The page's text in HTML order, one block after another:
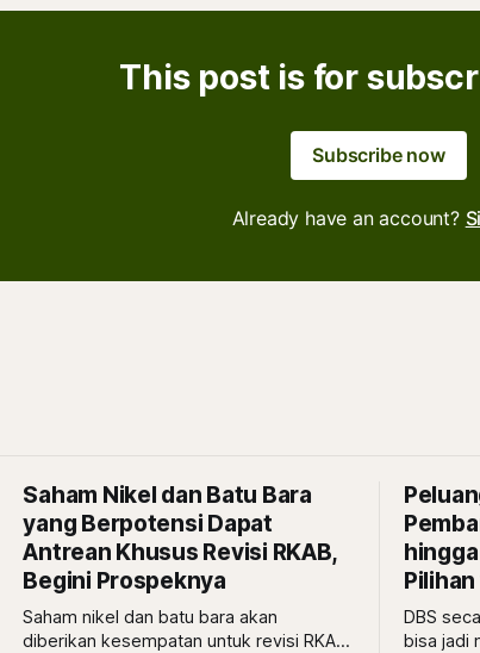
This post is for
Subscribe now
Already have an account?
Saham Nikel dan Batu Bara
yang Berpotensi Dapat
Antrean Khusus Revisi RKAB,
Begini Prospeknya
Saham nikel dan batu bara akan
diberikan kesempatan untuk revisi RKAB,
hingga
DBS
bisa jadi